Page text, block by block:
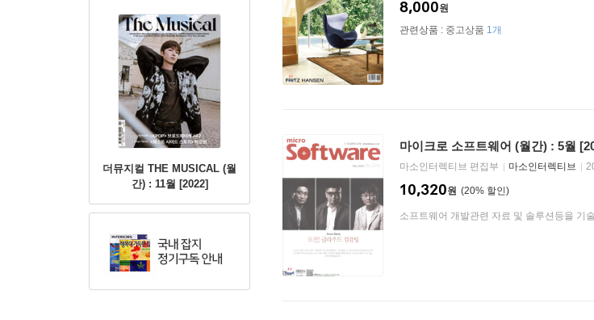
더뮤지컬 THE MUSICAL (월
간) : 11월 [2022]
8,000원
관련상품 : 중고상품 1개
마이크로 소프트웨어 (월간) : 5월
마소인터렉티브 편집부
마소인터렉티브
20%
10,320원
소프트웨어 개발관련 자료 및 솔루션등을 기